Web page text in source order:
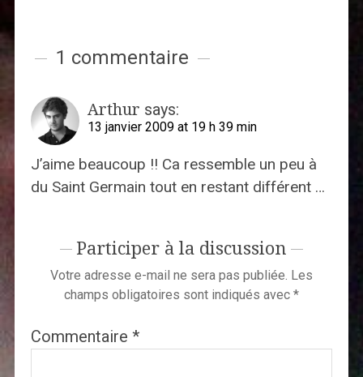
1 commentaire
Arthur says:
13 janvier 2009 at 19 h 39 min
J’aime beaucoup !! Ca ressemble un peu à
du Saint Germain tout en restant différent …
Participer à la discussion
Votre adresse e-mail ne sera pas publiée. Les
champs obligatoires sont indiqués avec *
Commentaire *